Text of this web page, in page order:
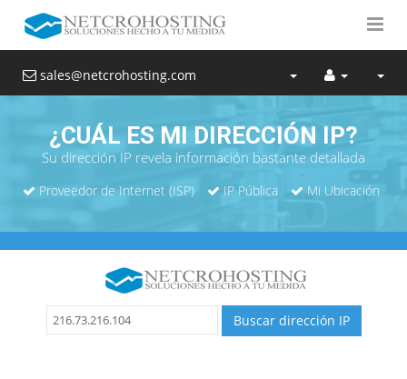
sales@netcrohosting.com
¿CUÁL ES MI DIRECCIÓN IP?
Su dirección IP revela información bastante detallada
Proveedor de Internet (ISP) IP Pública Mi Ubicación